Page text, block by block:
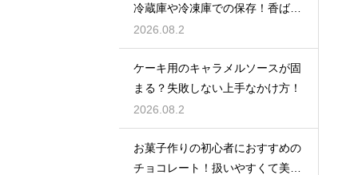
冷蔵庫や冷凍庫での保存！香ばし
い風味を保ってお菓子を美味しく
する
2026.08.2
ケーキ用のキャラメルソースが固
まる？失敗しない上手なかけ方！
2026.08.2
お菓子作りの初心者におすすめの
チョコレート！扱いやすくて美味